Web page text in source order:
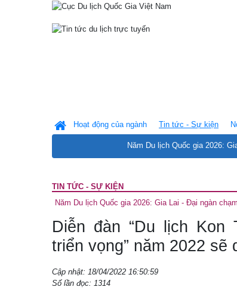
Hoạt động của ngành Tin tức - Sự kiện
Năm Du lịch Quốc gia 2026:
TIN TỨC - SỰ KIỆN
Năm Du lịch Quốc gia 2026: Gia Lai - Đại ngàn
Diễn đàn “Du lịch Kon
triển vọng” năm 2022 sẽ
Cập nhật: 18/04/2022 16:50:59
Số lần đọc: 1314